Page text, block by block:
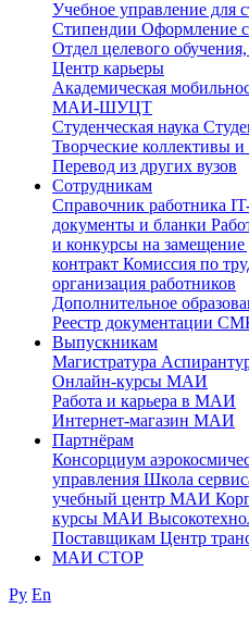
Учебное управление для
Стипендии Оформление
Отдел целевого
Центр карьеры
Академическая
МАИ-ШУЦТ
Студенческая наука
Творческие коллективы
Перевод из других вузов
Сотрудникам
Cправочник работника
документы и бланки
и конкурсы на замещение
контракт Комиссия по
организация работников
Дополнительное
Реестр документации
Выпускникам
Магистратура
Онлайн-курсы МАИ
Работа и карьера в МАИ
Интернет-магазин МАИ
Партнёрам
Консорциум
управления Школа
учебный центр МАИ
курсы МАИ
Поставщикам Центр
МАИ СТОР
Ру En